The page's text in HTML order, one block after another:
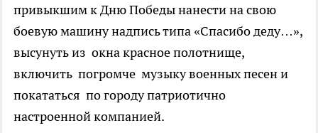
привыкшим к Дню Победы нанести на свою
боевую машину надпись типа «Спасибо деду…»,
высунуть из окна красное полотнище,
включить погромче музыку военных песен и
покататься по городу патриотично
настроенной компанией.